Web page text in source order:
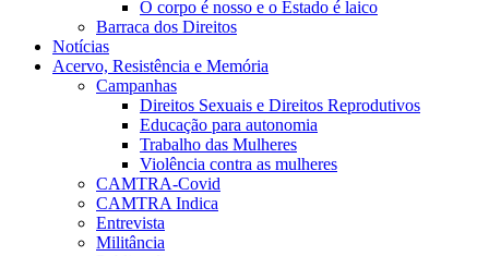
O corpo é nosso e o Estado é laico
Barraca dos Direitos
Notícias
Acervo, Resistência e Memória
Campanhas
Direitos Sexuais e Direitos Reprodutivos
Educação para autonomia
Trabalho das Mulheres
Violência contra as mulheres
CAMTRA-Covid
CAMTRA Indica
Entrevista
Militância